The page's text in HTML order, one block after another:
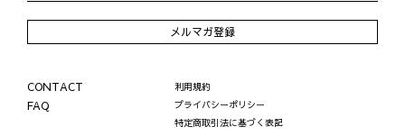
CONTACT
FAQ
利用規約
プライバシーポリシー
特定商取引法に基づく表記
メルマガ登録